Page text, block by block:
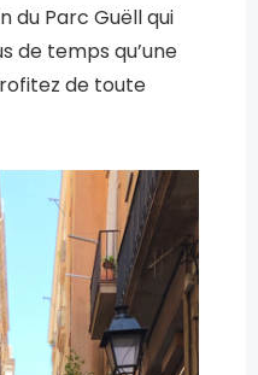
Parc Guëll qui
de temps qu’une
de toute